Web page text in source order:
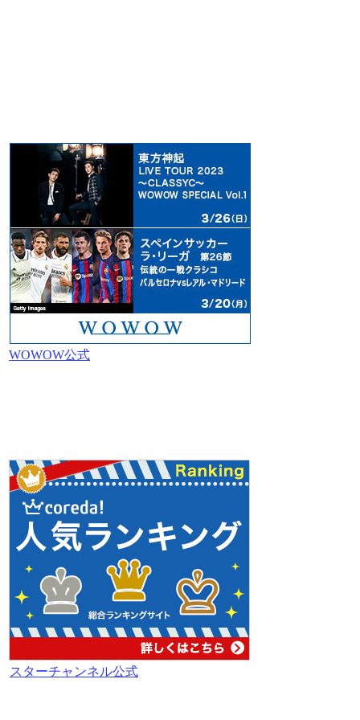
WOWOW公式
スターチャンネル公式